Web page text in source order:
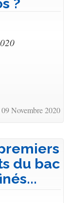
Novembre 2020
du bac